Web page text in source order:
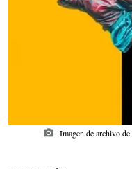
photo_camera Imagen de archivo